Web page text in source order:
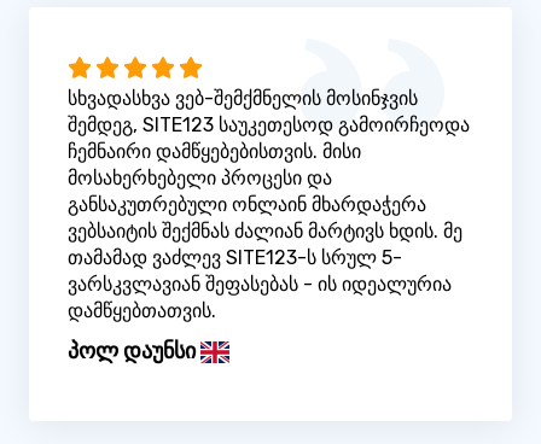
სხვადასხვა ვებ-შემქმნელის მოსინჯვის
შემდეგ, SITE123 საუკეთესოდ გამოირჩეოდა
ჩემნაირი დამწყებებისთვის. მისი
მოსახერხებელი პროცესი და
განსაკუთრებული ონლაინ მხარდაჭერა
ვებსაიტის შექმნას ძალიან მარტივს ხდის. მე
თამამად ვაძლევ SITE123-ს სრულ 5-
ვარსკვლავიან შეფასებას - ის იდეალურია
დამწყებთათვის.
პოლ დაუნსი